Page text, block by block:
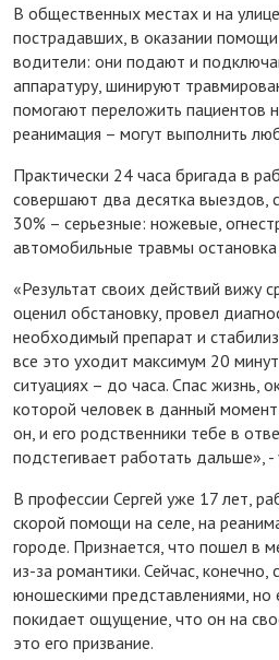
В общественных местах и на
пострадавших, в оказании
водители: они подают и
аппаратуру, шинируют
помогают переложить пациентов
реанимация – могут выполнить
Практически 24 часа бригада в
совершают два десятка выездов,
30% – серьезные: ножевые,
автомобильные травмы остановка
«Результат своих действий вижу
оценил обстановку, провел
необходимый препарат и
все это уходит максимум 20
ситуациях – до часа. Спас жизнь,
которой человек в данный
он, и его родственники тебе в
подстегивает работать дальше»,
В профессии Сергей уже 17 лет,
скорой помощи на селе, на
городе. Признается, что пошел в
из-за романтики. Сейчас, конечно,
юношескими представлениями, но
покидает ощущение, что он на
это его призвание.